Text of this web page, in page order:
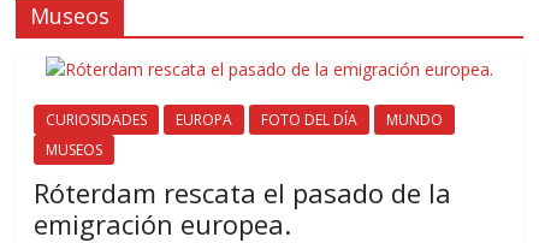
Museos
CURIOSIDADES EUROPA FOTO DEL DÍA
MUNDO
MUSEOS
Róterdam rescata el pasado de la
emigración europea.